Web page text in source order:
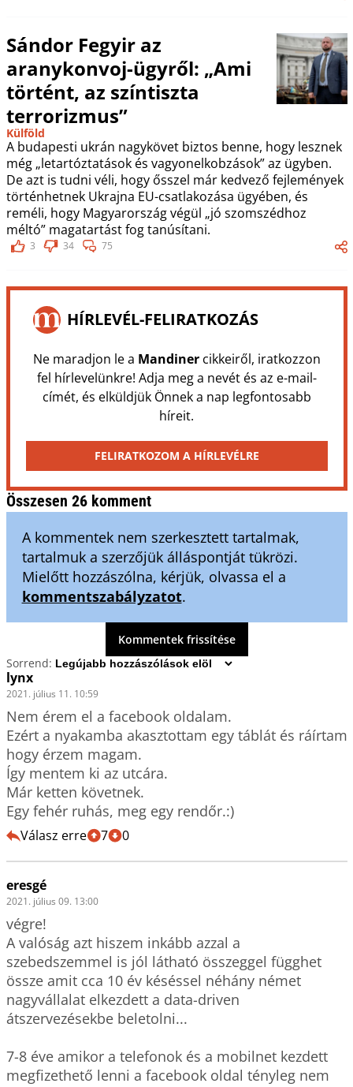
Sándor Fegyir az
aranykonvoj-ügyről: „Ami
történt, az színtiszta
terrorizmus”
Külföld
A budapesti ukrán nagykövet biztos benne, hogy lesznek
még „letartóztatások és vagyonelkobzások” az ügyben.
De azt is tudni véli, hogy ősszel már kedvező fejlemények
történhetnek Ukrajna EU-csatlakozása ügyében, és
reméli, hogy Magyarország végül „jó szomszédhoz
méltó” magatartást fog tanúsítani.
3 34 75
HÍRLEVÉL-FELIRATKOZÁS
Ne maradjon le a Mandinercikkeiről, iratkozzon
fel hírlevelünkre! Adja meg a nevét és az e-mail-
címét, és elküldjük Önnek a nap legfontosabb
híreit.
FELIRATKOZOM A HÍRLEVÉLRE
Összesen 26 komment
A kommentek nem szerkesztett tartalmak,
tartalmuk a szerzőjük álláspontját tükrözi.
Mielőtt hozzászólna, kérjük, olvassa el a
kommentszabályzatot.
Kommentek frissítése
Sorrend:
lynx
2021. július 11. 10:59
Nem érem el a facebook oldalam.
Ezért a nyakamba akasztottam egy táblát és ráírtam
hogy érzem magam.
Így mentem ki az utcára.
Már ketten követnek.
Egy fehér ruhás, meg egy rendőr.:)
Válasz erre 7 0
eresgé
2021. július 09. 13:00
végre!
A valóság azt hiszem inkább azzal a
szebedszemmel is jól látható összeggel függhet
össze amit cca 10 év késéssel néhány német
nagyvállalat elkezdett a data-driven
átszervezésekbe beletolni...
7-8 éve amikor a telefonok és a mobilnet kezdett
megfizethető lenni a facebook oldal tényleg nem